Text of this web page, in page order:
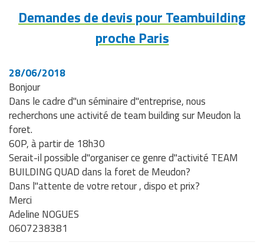
Demandes de devis pour Teambuilding
proche Paris
28/06/2018
Bonjour
Dans le cadre d"un séminaire d"entreprise, nous
recherchons une activité de team building sur Meudon la
foret.
60P, à partir de 18h30
Serait-il possible d"organiser ce genre d"activité TEAM
BUILDING QUAD dans la foret de Meudon?
Dans l"attente de votre retour , dispo et prix?
Merci
Adeline NOGUES
0607238381